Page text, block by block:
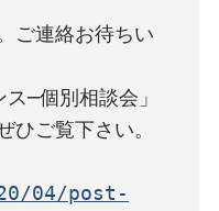
ご連絡お待ちい
─個別相談会」
04/post-